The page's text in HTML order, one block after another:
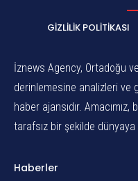
GIZLILIK POLITIKASI
İznews Agency, Ortadoğu
derinlemesine analizleri ve
haber ajansıdır.
tarafsız bir şekilde dünyaya
Haberler